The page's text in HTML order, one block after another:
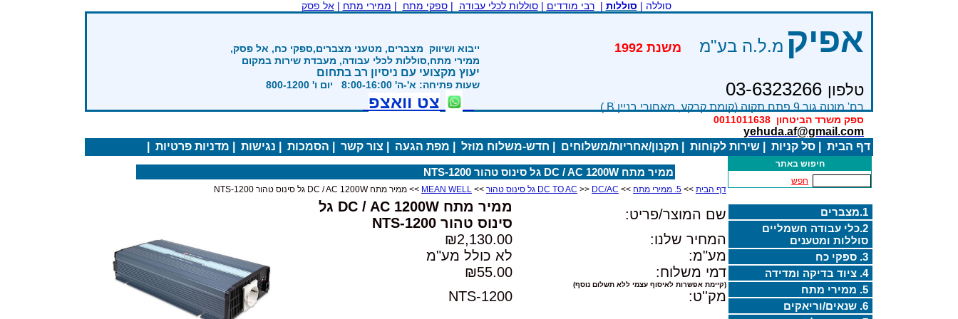
סוללה | סוללות |רבי מודדים |סוללות לכלי עבודה |ספקי מתח | ממירי מתח |אל פסק
אפיק מ.ל.ה בע"מ
טלפון 03-6323266
רח' מוטה גור 9 פתח תקוה (קומת קרקע, מאחורי בניין Bׂ )
ספק משרד הביטחון 0011011638
yehuda.af@gmail.com
ייבוא ושיווק מצברים, מטעני מצברים,ספקי כח, אל פסק,
ממירי מתח,סוללות לכלי עבודה, מעבדת שירות במקום
יעוץ מקצועי עם ניסיון רב בתחום
שעות פתיחה: א'-ה' 8:00-16:00 יום ו' 800-1200
צט וואצפ
דף הבית סל קניות שירות לקוחות תקנון/אחריות/משלוחים חדש-משלוח מוזל מפת הגעה צור קשר הסמכות נגישות מדניות פרטיות
חיפוש באתר
חפש
1.מצברים
2.כלי עבודה חשמליים
סוללות ומטענים
3. ספקי כח
4. ציוד בדיקה ומדידה
5. ממירי מתח
6. שנאים/וריאקים
ממיר מתח DC / AC 1200W גל סינוס טהור NTS-1200
דף הבית >> 5. ממירי מתח >>
DC TO AC >> DC/AC גל סינוס טהור >>
MEAN WELL >> ממיר מתח DC / AC 1200W גל סינוס טהור NTS-1200
שם המוצר/פריט:
ממיר מתח DC / AC 1200W גל
סינוס טהור NTS-1200
המחיר שלנו:
₪2,130.00
מע"מ:
לא כולל מע"מ
דמי משלוח:
₪55.00
(קיימת אפשרות לאיסוף עצמי ללא תשלום נוסף)
מק''ט: NTS-1200